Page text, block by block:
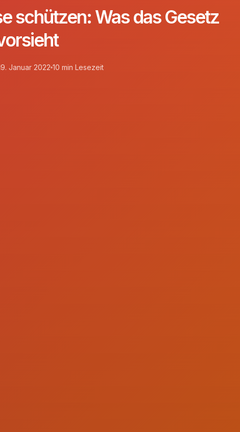
schützen: Was das Gesetz
Januar 2022 10 min Lesezeit